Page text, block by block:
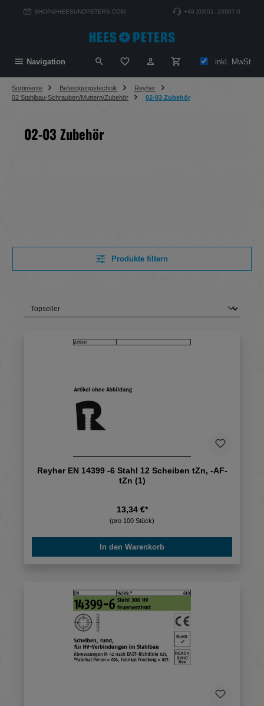
springenSHOP@HEESUNDPETERS.COM +49 (0)651–20907-0
Navigation Du hast 0 Produkte auf deminkl. MwSt
Sortimente Befestigungstechnik
Reyher
02 Stahlbau-Schrauben/Muttern/Zubehör
02-03 Zubehör
02-03 Zubehör
Produkte filtern
Reyher EN 14399 -6 Stahl 12 Scheiben tZn, -AF-
tZn (1)
13,34 €*
(pro 100 Stück)
In den Warenkorb